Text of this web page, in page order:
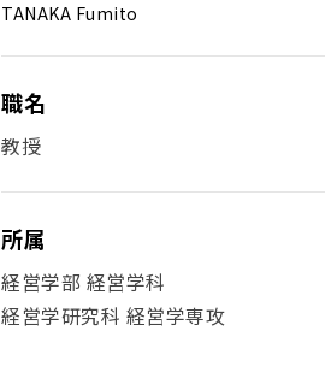
TANAKA Fumito
職名
教授
所属
経営学部 経営学科
経営学研究科 経営学専攻